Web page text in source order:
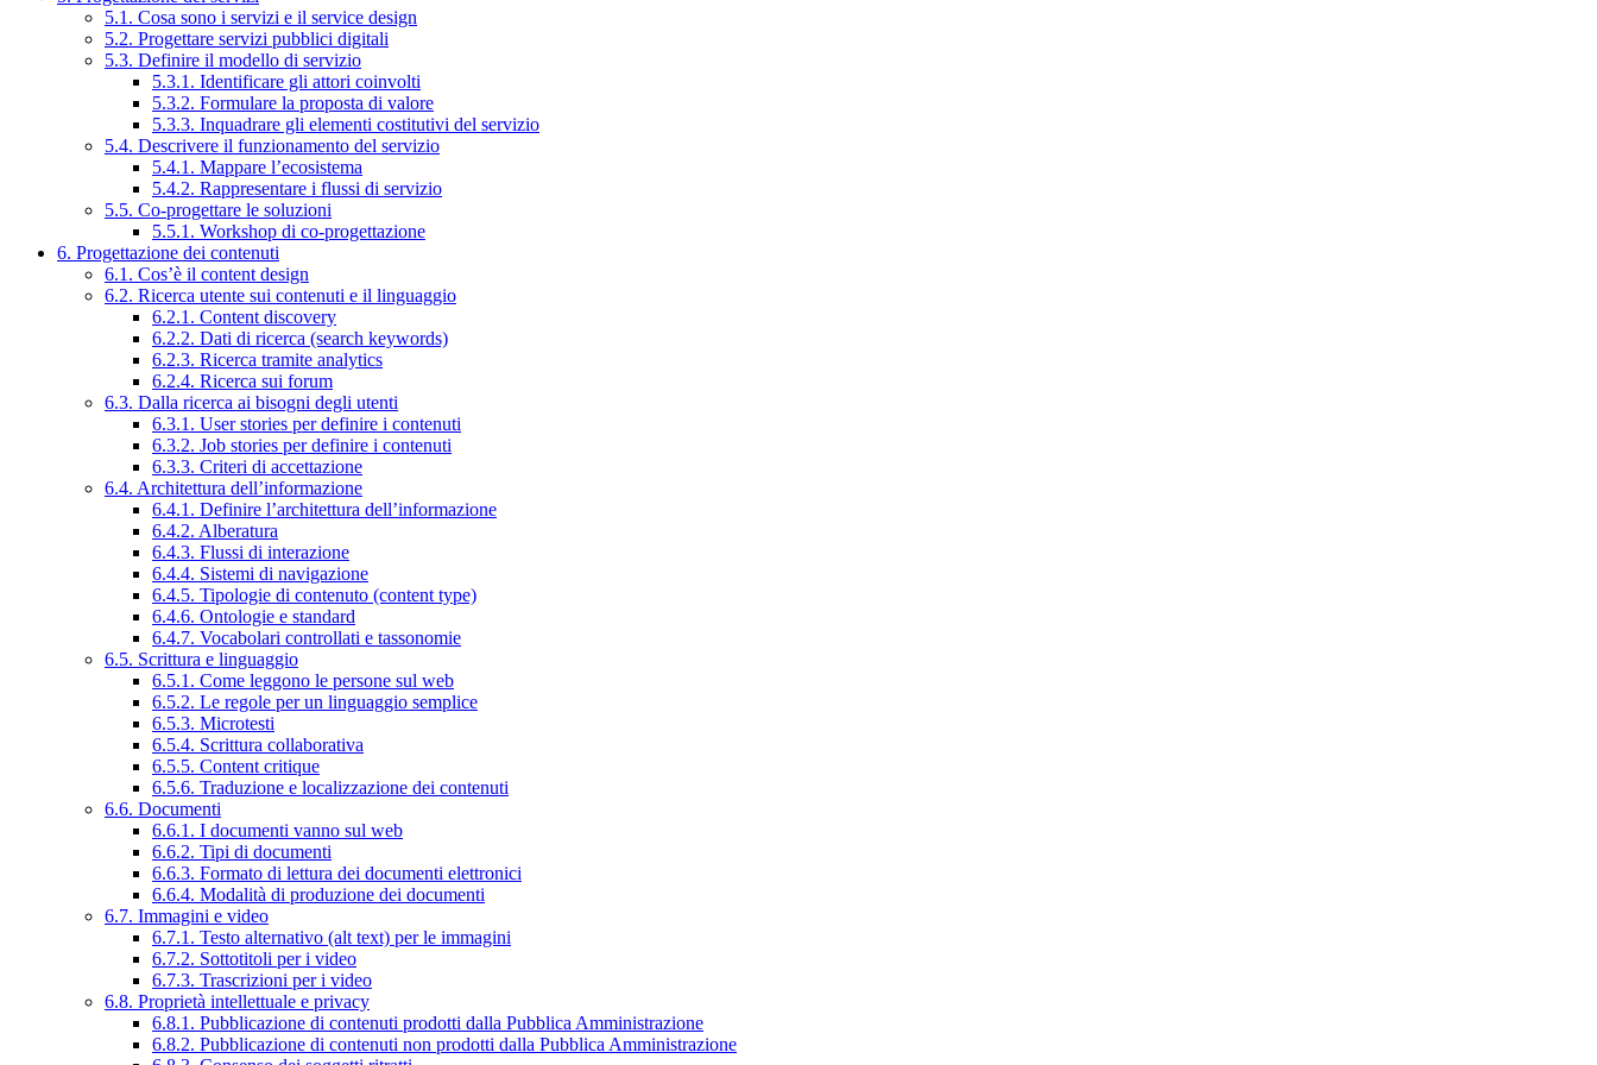
5.1. Cosa sono i servizi e il service design
5.2. Progettare servizi pubblici digitali
5.3. Definire il modello di servizio
5.3.1. Identificare gli attori coinvolti
5.3.2. Formulare la proposta di valore
5.3.3. Inquadrare gli elementi costitutivi del servizio
5.4. Descrivere il funzionamento del servizio
5.4.1. Mappare l’ecosistema
5.4.2. Rappresentare i flussi di servizio
5.5. Co-progettare le soluzioni
5.5.1. Workshop di co-progettazione
6. Progettazione dei contenuti
6.1. Cos’è il content design
6.2. Ricerca utente sui contenuti e il linguaggio
6.2.1. Content discovery
6.2.2. Dati di ricerca (search keywords)
6.2.3. Ricerca tramite analytics
6.2.4. Ricerca sui forum
6.3. Dalla ricerca ai bisogni degli utenti
6.3.1. User stories per definire i contenuti
6.3.2. Job stories per definire i contenuti
6.3.3. Criteri di accettazione
6.4. Architettura dell’informazione
6.4.1. Definire l’architettura dell’informazione
6.4.2. Alberatura
6.4.3. Flussi di interazione
6.4.4. Sistemi di navigazione
6.4.5. Tipologie di contenuto (content type)
6.4.6. Ontologie e standard
6.4.7. Vocabolari controllati e tassonomie
6.5. Scrittura e linguaggio
6.5.1. Come leggono le persone sul web
6.5.2. Le regole per un linguaggio semplice
6.5.3. Microtesti
6.5.4. Scrittura collaborativa
6.5.5. Content critique
6.5.6. Traduzione e localizzazione dei contenuti
6.6. Documenti
6.6.1. I documenti vanno sul web
6.6.2. Tipi di documenti
6.6.3. Formato di lettura dei documenti elettronici
6.6.4. Modalità di produzione dei documenti
6.7. Immagini e video
6.7.1. Testo alternativo (alt text) per le immagini
6.7.2. Sottotitoli per i video
6.7.3. Trascrizioni per i video
6.8. Proprietà intellettuale e privacy
6.8.1. Pubblicazione di contenuti prodotti dalla Pubblica Amministrazione
6.8.2. Pubblicazione di contenuti non prodotti dalla Pubblica Amministrazione